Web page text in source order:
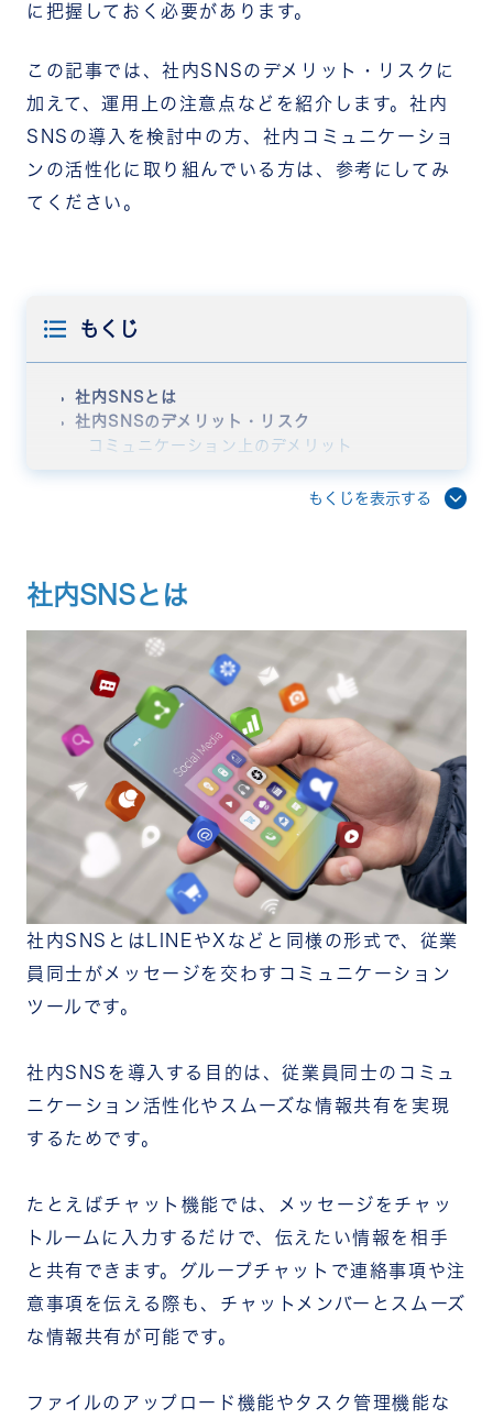
に把握しておく必要があります。
この記事では、社内SNSのデメリット・リスクに
加えて、運用上の注意点などを紹介します。社内
SNSの導入を検討中の方、社内コミュニケーショ
ンの活性化に取り組んでいる方は、参考にしてみ
てください。
もくじ
社内SNSとは
社内SNSのデメリット・リスク
コミュニケーション上のデメリット
適切なルールを設定して周知する
全員が利用したくなるような仕組みをつくる
サポート体制が手厚いツールを選ぶ
デメリットを乗り越えた先にある社内SNSのメリッ
ト
情報共有が円滑になる
部門や役職を超えたコミュニケーションが活性化
する
従業員エンゲージメントが向上する
ノウハウやアイデアを共有できる
相互理解が深まる
社内SNSをお探しの方にはチームワークアプリ
「RECOG」
もくじを表示する
社内SNSとは
社内SNSとはLINEやXなどと同様の形式で、従業
員同士がメッセージを交わすコミュニケーション
ツールです。
社内SNSを導入する目的は、従業員同士のコミュ
ニケーション活性化やスムーズな情報共有を実現
するためです。
たとえばチャット機能では、メッセージをチャッ
トルームに入力するだけで、伝えたい情報を相手
と共有できます。グループチャットで連絡事項や注
意事項を伝える際も、チャットメンバーとスムーズ
な情報共有が可能です。
ファイルのアップロード機能やタスク管理機能な